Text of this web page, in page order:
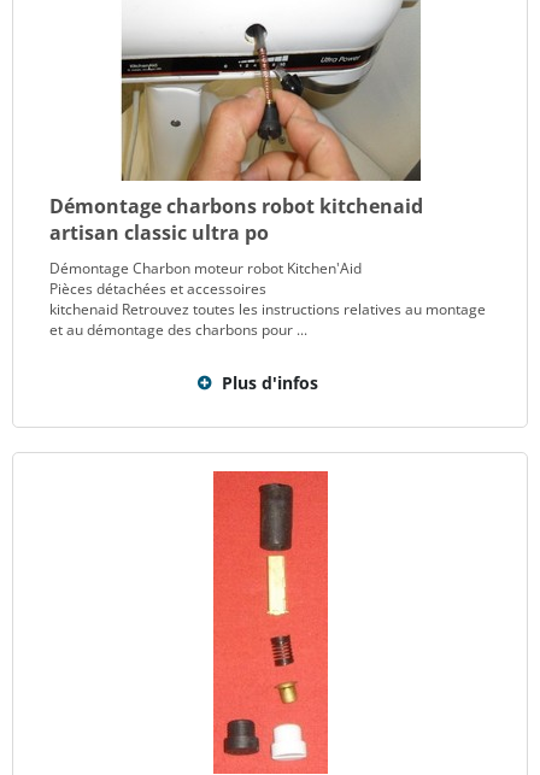
Démontage charbons robot kitchenaid
artisan classic ultra po
Démontage Charbon moteur robot Kitchen'Aid
Pièces détachées et accessoires
kitchenaid Retrouvez toutes les instructions relatives au montage
et au démontage des charbons pour ...
Plus d'infos